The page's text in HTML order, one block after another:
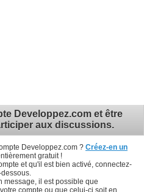
Developpez.com et être
aux discussions.
Developpez.com ? Créez-en un
gratuit !
et qu'il est bien activé, connectez-
message, il est possible que
compte ou que celui-ci soit en